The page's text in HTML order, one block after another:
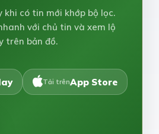
có tin mới khớp bộ lọc.
với chủ tin và xem lộ
trên bản đồ.
Tải trênApp Store